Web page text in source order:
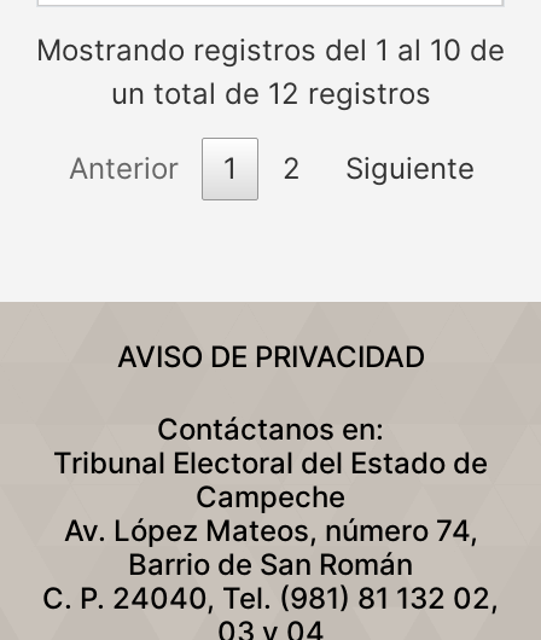
Mostrando registros del 1 al 10 de
un total de 12 registros
Anterior 1 2 Siguiente
AVISO DE PRIVACIDAD
Contáctanos en:
Tribunal Electoral del Estado de
Campeche
Av. López Mateos, número 74,
Barrio de San Román
C. P. 24040, Tel. (981) 81 132 02,
03 y 04